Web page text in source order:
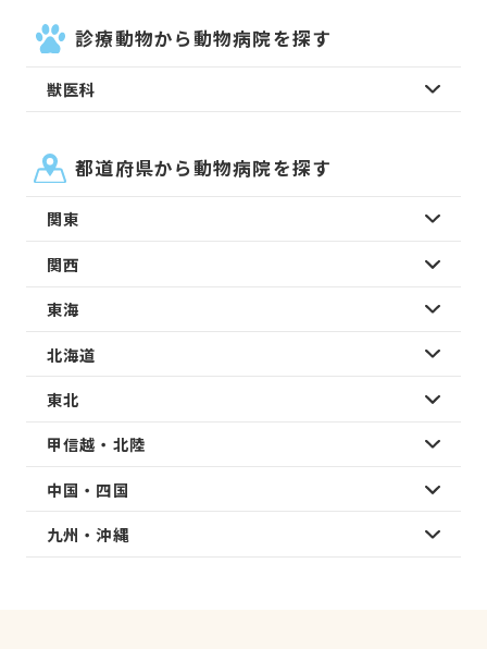
診療動物から動物病院を探す
獣医科
都道府県から動物病院を探す
関東
関西
東海
北海道
東北
甲信越・北陸
中国・四国
九州・沖縄